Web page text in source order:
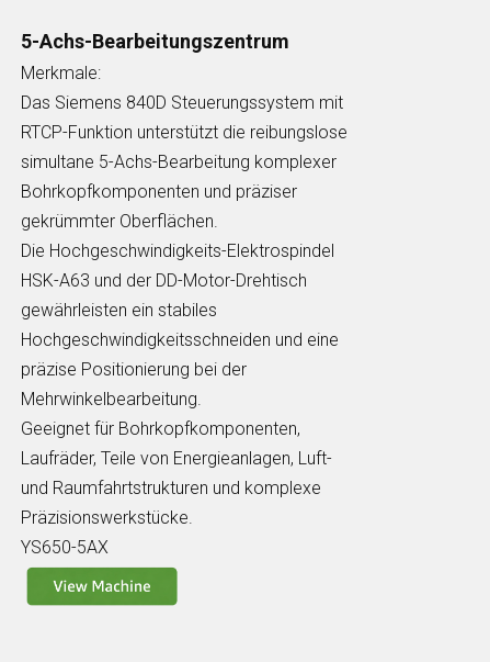
5-Achs-Bearbeitungszentrum
Merkmale:
Das Siemens 840D Steuerungssystem mit
RTCP-Funktion unterstützt die reibungslose
simultane 5-Achs-Bearbeitung komplexer
Bohrkopfkomponenten und präziser
gekrümmter Oberflächen.
Die Hochgeschwindigkeits-Elektrospindel
HSK-A63 und der DD-Motor-Drehtisch
gewährleisten ein stabiles
Hochgeschwindigkeitsschneiden und eine
präzise Positionierung bei der
Mehrwinkelbearbeitung.
Geeignet für Bohrkopfkomponenten,
Laufräder, Teile von Energieanlagen, Luft-
und Raumfahrtstrukturen und komplexe
Präzisionswerkstücke.
YS650-5AX